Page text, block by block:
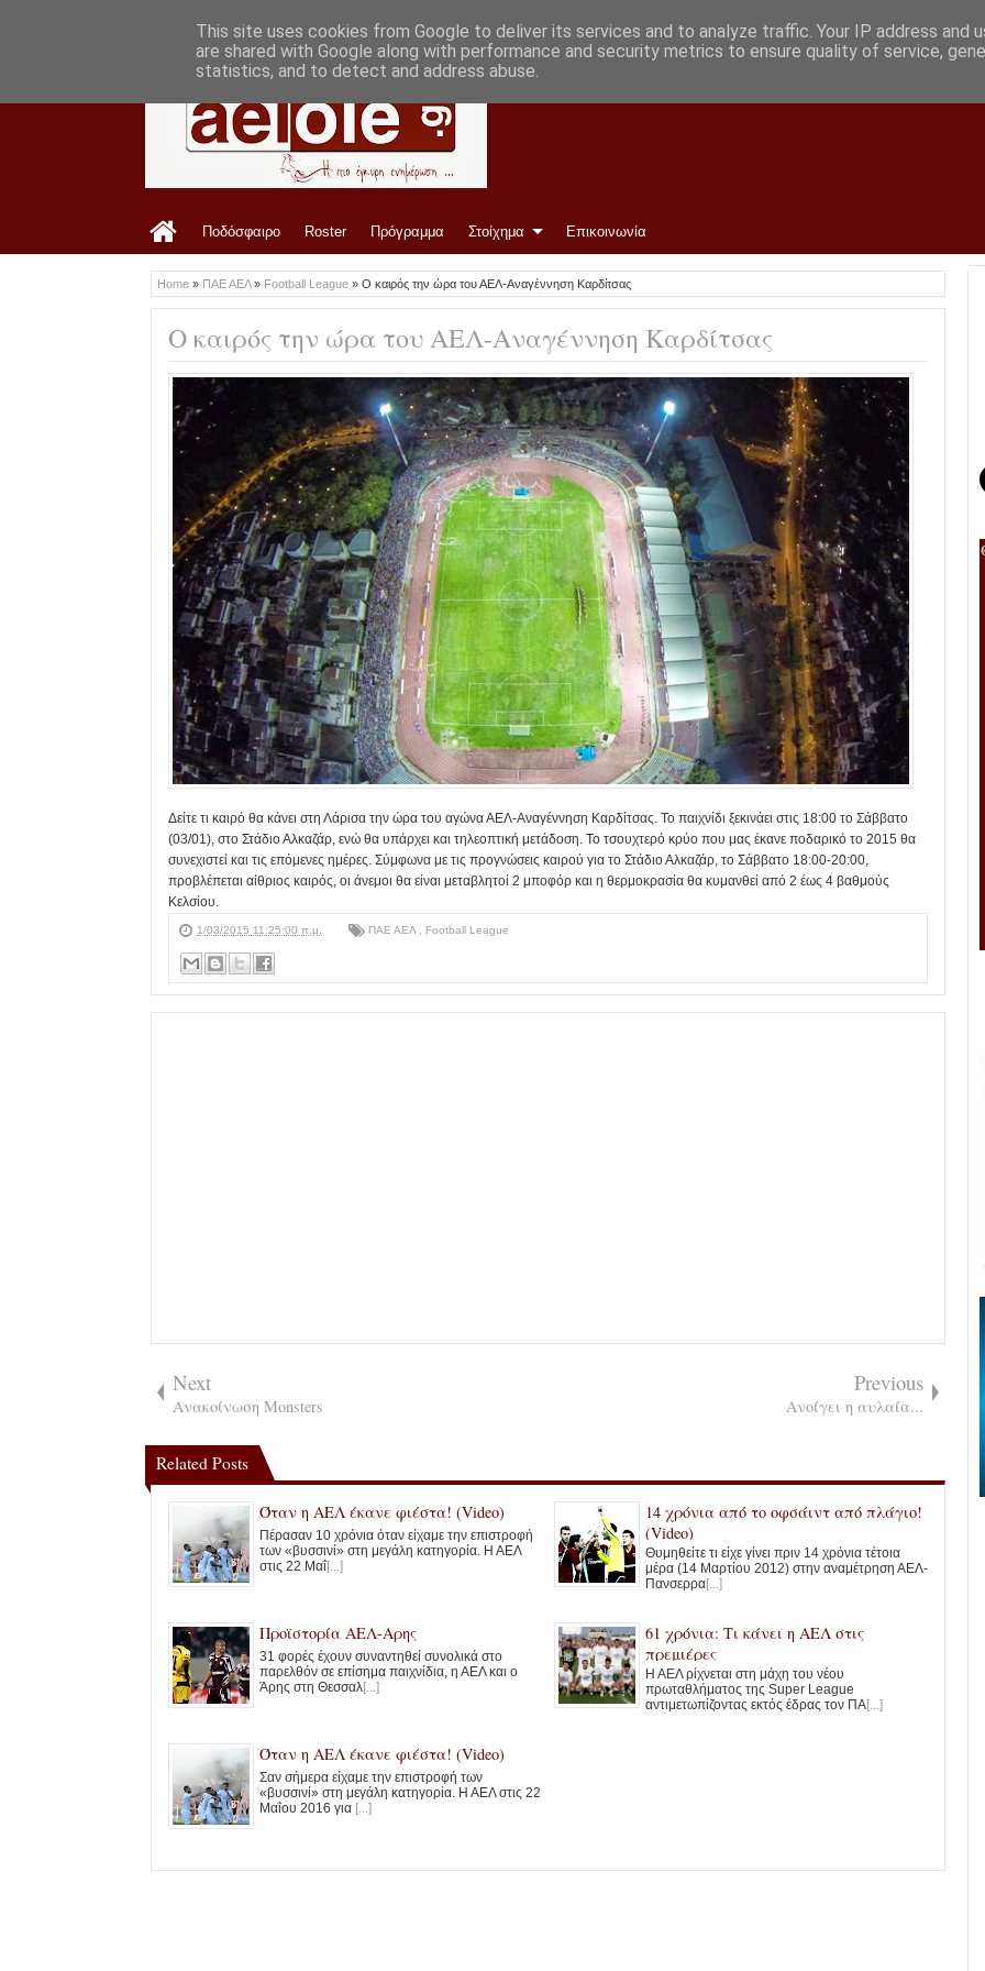
Ποδόσφαιρο Roster Πρόγραμμα Στοίχημα Επικοινωνία
Home » ΠΑΕ ΑΕΛ» Football League » Ο καιρός την ώρα του ΑΕΛ-Αναγέννηση Καρδίτσας
Ο καιρός την ώρα του ΑΕΛ-Αναγέννηση Καρδίτσας
Δείτε τι καιρό θα κάνει στη Λάρισα την ώρα του αγώνα ΑΕΛ-Αναγέννηση Καρδίτσας. To παιχνίδι ξεκινάει στις 18:00 το Σάββατο
(03/01), στο Στάδιο Αλκαζάρ, ενώ θα υπάρχει και τηλεοπτική μετάδοση. ​Το τσουχτερό κρύο που μας έκανε ποδαρικό το 2015 θα
συνεχιστεί και τις επόμενες ημέρες. Σύμφωνα με τις προγνώσεις καιρού για το Στάδιο Αλκαζάρ, το Σάββατο 18:00-20:00,
προβλέπεται αίθριος καιρός, οι άνεμοι θα είναι μεταβλητοί 2 μποφόρ και η θερμοκρασία θα κυμανθεί από 2 έως 4 βαθμούς
Κελσίου.
1/03/2015 11:25:00 π.μ. ΠΑΕ ΑΕΛ Football League
Next
Ανακοίνωση Monsters
Previous
Ανοίγει η αυλαία...
Related Posts
Όταν η ΑΕΛ έκανε φιέστα! (Video)
Πέρασαν 10 χρόνια όταν είχαμε την επιστροφή
των «βυσσινί» στη μεγάλη κατηγορία. Η ΑΕΛ
στις 22 Μαΐ[...]
14 χρόνια από το οφσάιντ από πλάγιο!
(Video)
Θυμηθείτε τι είχε γίνει πριν 14 χρόνια τέτοια
μέρα (14 Μαρτίου 2012) στην αναμέτρηση ΑΕΛ-
Πανσερρα[...]
Προϊστορία ΑΕΛ-Αρης
31 φορές έχουν συναντηθεί συνολικά στο
παρελθόν σε επίσημα παιχνίδια, η ΑΕΛ και ο
Άρης στη Θεσσαλ[...]
61 χρόνια: Τι κάνει η ΑΕΛ στις
πρεμιέρες
Η ΑΕΛ ρίχνεται στη μάχη του νέου
πρωταθλήματος της Super League
αντιμετωπίζοντας εκτός έδρας τον ΠΑ[...]
Όταν η ΑΕΛ έκανε φιέστα! (Video)
Σαν σήμερα είχαμε την επιστροφή των
«βυσσινί» στη μεγάλη κατηγορία. Η ΑΕΛ στις 22
Μαΐου 2016 για [...]
This site uses cookies from Google to deliver its services and to analyze traffic. Your IP address and
are shared with Google along with performance and security metrics to ensure quality of service,
statistics, and to detect and address abuse.